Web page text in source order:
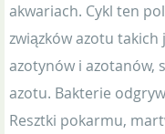
akwariach. Cykl ten
związków azotu
azotynów i azotanów,
azotu. Bakterie
Resztki pokarmu,